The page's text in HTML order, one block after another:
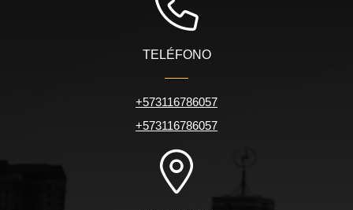
TELÉFONO
+573116786057
+573116786057